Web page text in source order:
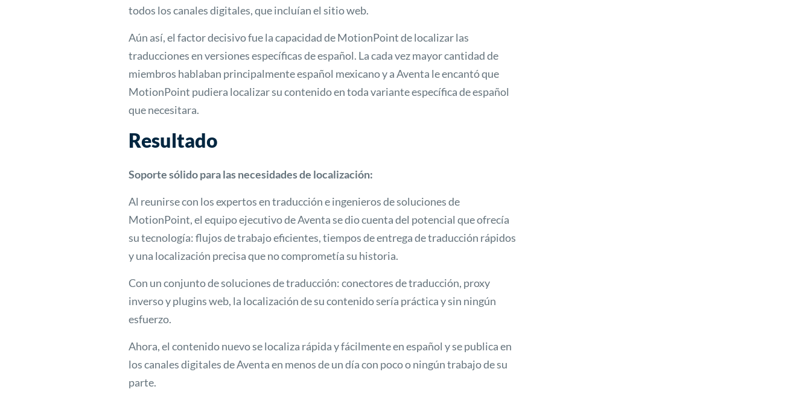
todos los canales digitales, que incluían el sitio web.
Aún así, el factor decisivo fue la capacidad de MotionPoint de localizar las
traducciones en versiones específicas de español. La cada vez mayor cantidad de
miembros hablaban principalmente español mexicano y a Aventa le encantó que
MotionPoint pudiera localizar su contenido en toda variante específica de español
que necesitara.
Resultado
Soporte sólido para las necesidades de localización:
Al reunirse con los expertos en traducción e ingenieros de soluciones de
MotionPoint, el equipo ejecutivo de Aventa se dio cuenta del potencial que ofrecía
su tecnología: flujos de trabajo eficientes, tiempos de entrega de traducción rápidos
y una localización precisa que no comprometía su historia.
Con un conjunto de soluciones de traducción: conectores de traducción, proxy
inverso y plugins web, la localización de su contenido sería práctica y sin ningún
esfuerzo.
Ahora, el contenido nuevo se localiza rápida y fácilmente en español y se publica en
los canales digitales de Aventa en menos de un día con poco o ningún trabajo de su
parte.